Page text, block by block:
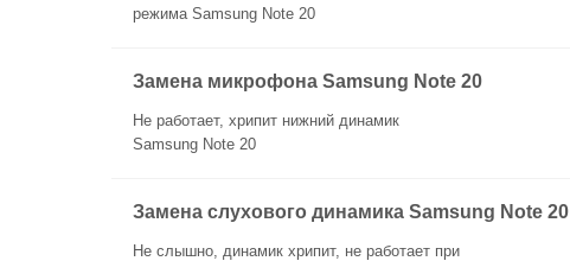
режима Samsung Note 20
Замена микрофона Samsung Note 20
Не работает, хрипит нижний динамик
Samsung Note 20
Замена слухового динамика Samsung Note 20
Не слышно, динамик хрипит, не работает при